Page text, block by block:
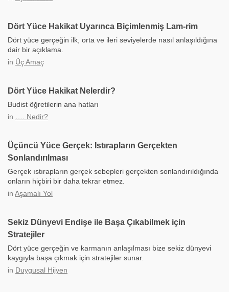
Dört Yüce Hakikat Uyarınca Biçimlenmiş Lam-rim
Dört yüce gerçeğin ilk, orta ve ileri seviyelerde nasıl anlaşıldığına
dair bir açıklama.
in Üç Amaç
Dört Yüce Hakikat Nelerdir?
Budist öğretilerin ana hatları
in
…. Nedir?
Üçüncü Yüce Gerçek: Istırapların Gerçekten
Sonlandırılması
Gerçek ıstırapların gerçek sebepleri gerçekten sonlandırıldığında
onların hiçbiri bir daha tekrar etmez.
in Aşamalı Yol
Sekiz Dünyevi Endişe ile Başa Çıkabilmek için
Stratejiler
Dört yüce gerçeğin ve karmanın anlaşılması bize sekiz dünyevi
kaygıyla başa çıkmak için stratejiler sunar.
in Duygusal Hijyen